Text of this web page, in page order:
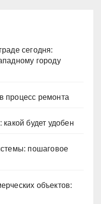
сегодня:
городу
процесс ремонта
будет удобен
пошаговое
объектов: